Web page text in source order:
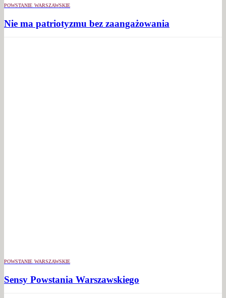
POWSTANIE WARSZAWSKIE
Nie ma patriotyzmu bez zaangażowania
POWSTANIE WARSZAWSKIE
Sensy Powstania Warszawskiego